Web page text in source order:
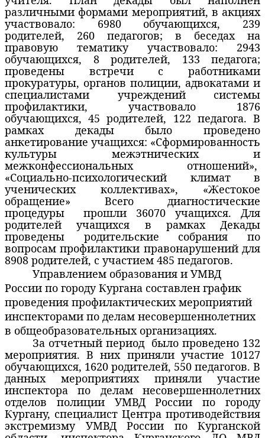
различными формами мероприятий, в акциях
участвовало: 6980 обучающихся, 239
родителей, 260 педагогов; в беседах на
правовую тематику участвовало: 2943
обучающихся, 8 родителей, 133 педагога;
проведены встречи с работниками
прокуратуры, органов полиции, адвокатами и
специалистами учреждений системы
профилактики, участвовало 1876
обучающихся, 45 родителей, 122 педагога. В
рамках декады было проведено
анкетирование учащихся: «Сформированность
культуры межэтнических и
межконфессиональных отношений»,
«Социально-психологический климат в
ученических коллективах», «Жестокое
обращение» Всего диагностические
процедуры
прошли 36070 учащихся. Для
родителей учащихся в рамках Декады
проведены родительские собрания по
вопросам профилактики правонарушений для
8908 родителей, с участием 485 педагогов.
Управлением образования и УМВД
России по городу Кургана составлен график
проведения профилактических мероприятий
инспекторами по делам несовершеннолетних
в общеобразовательных организациях.
За отчетный период было проведено 132
мероприятия. В них приняли участие 10127
обучающихся, 1620 родителей, 550 педагогов. В
данных мероприятиях приняли участие
инспектора по делам несовершеннолетних
отделов полиции УМВД России по городу
Кургану, специалист Центра противодействия
экстремизму УМВД России по Курганской